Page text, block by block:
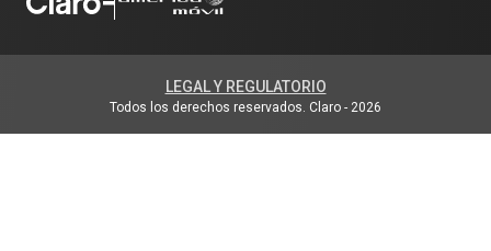
Todos los derechos reservados. Claro - 2026
LEGAL Y REGULATORIO